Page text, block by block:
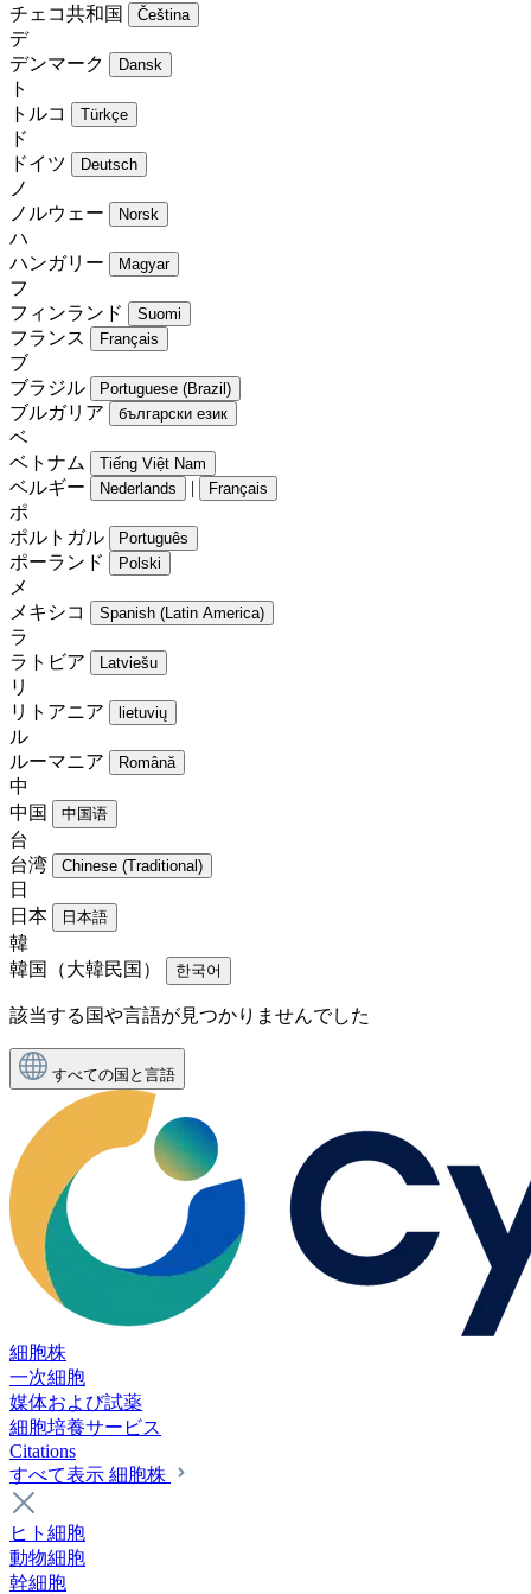
チェコ共和国
Čeština
デ
デンマーク
Dansk
ト
トルコ
Türkçe
ド
ドイツ
Deutsch
ノ
ノルウェー
Norsk
ハ
ハンガリー
Magyar
フ
フィンランド
Suomi
フランス Français
ブ
ブラジル
Portuguese (Brazil)
ブルガリア български език
ベ
ベトナム
Tiếng Việt Nam
ベルギー Nederlands | Français
ポ
ポルトガル
Português
ポーランド Polski
メ
メキシコ
Spanish (Latin America)
ラ
ラトビア
Latviešu
リ
リトアニア
lietuvių
ル
ルーマニア
Română
中
中国
中国语
台
台湾
Chinese (Traditional)
日
日本
日本語
韓
韓国（大韓民国）
한국어
該当する国や言語が見つかりませんでした
すべての国と言語
細胞株
一次細胞
媒体および試薬
細胞培養サービス
Citations
すべて表示 細胞株
ヒト細胞
動物細胞
幹細胞